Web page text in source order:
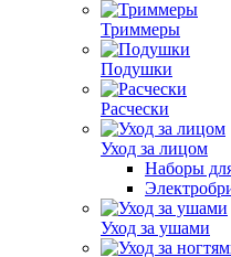
Триммеры
Подушки
Расчески
Уход за лицом
Наборы
Уход за ушами